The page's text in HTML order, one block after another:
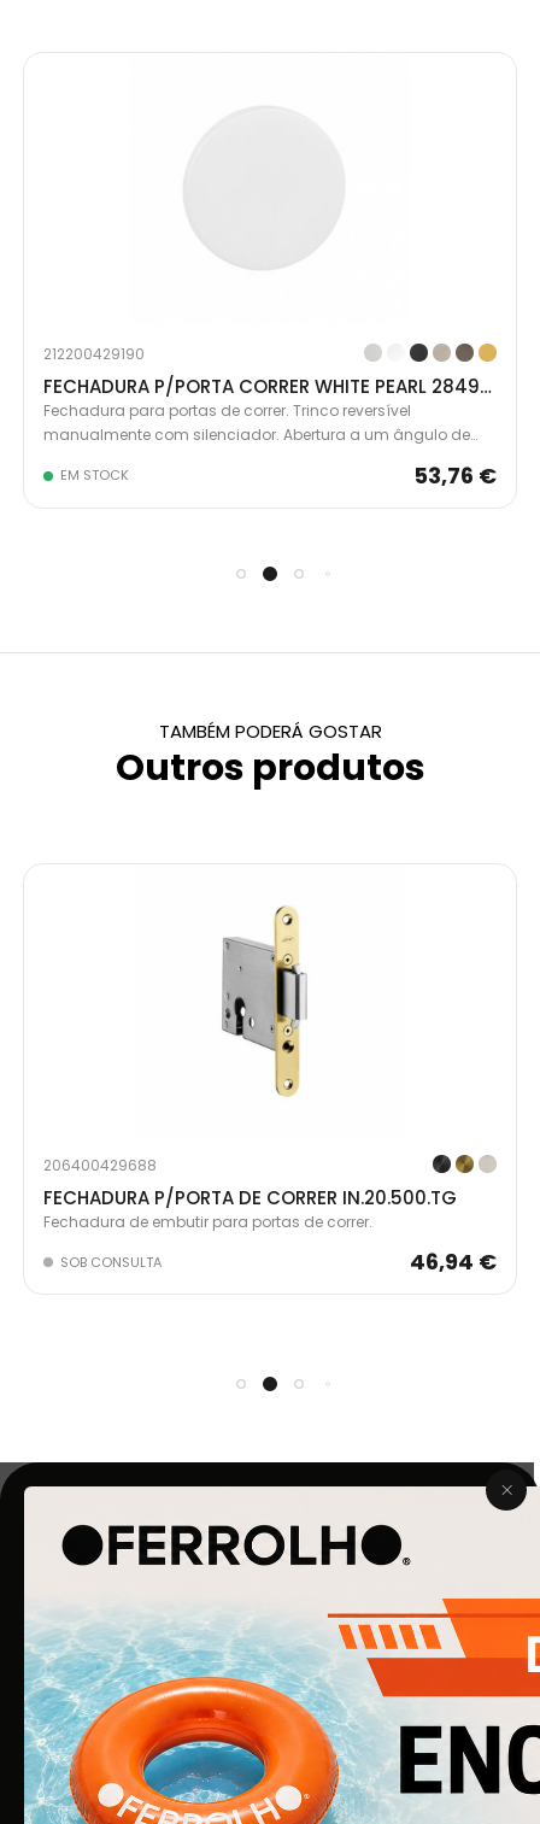
212200429190
FECHADURA P/PORTA CORRER WHITE PEARL 2849-152
Fechadura para portas de correr. Trinco reversível
manualmente com silenciador. Abertura a um ângulo de
EM STOCK 53,76 €
TAMBÉM PODERÁ GOSTAR
Outros produtos
206400429688
FECHADURA P/PORTA DE CORRER IN.20.500.TG
Fechadura de embutir para portas de correr.
SOB CONSULTA 46,94 €
O Ferrolho iniciou a sua atividade em 1990. O que começou
por ser uma simples empresa de ferragens para
construção civil, é agora uma empresa de referência na
área de Ferragens para Mobiliário e Arquitetura.